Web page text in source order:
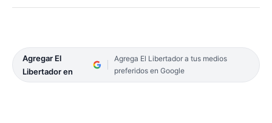
Agregar El
Libertador en
Agrega El Libertador a tus medios
preferidos en Google